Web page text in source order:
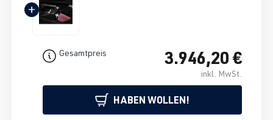
+
Gesamtpreis 3.946,20 €
inkl. MwSt.
HABEN WOLLEN!